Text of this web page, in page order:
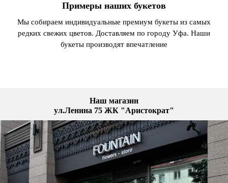
Примеры наших букетов
Мы собираем индивидуальные премиум букеты из самых
редких свежих цветов. Доставляем по городу Уфа. Наши
букеты производят впечатление
Наш магазин
ул.Ленина 75 ЖК "Аристократ"